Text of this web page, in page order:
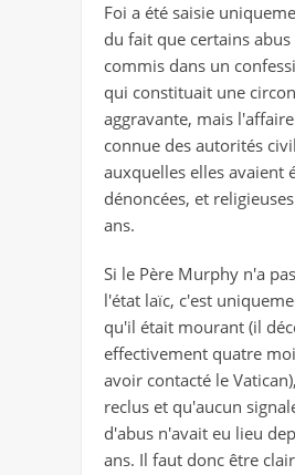
Foi a été saisie
du fait que certains
commis dans un
qui constituait une
aggravante, mais
connue des autorités
auxquelles elles avaient
dénoncées, et
ans.
Si le Père Murphy n'a
l'état laïc, c'est
qu'il était mourant (il
effectivement quatre
avoir contacté le
reclus et qu'aucun
d'abus n'avait eu lieu
ans. Il faut donc être